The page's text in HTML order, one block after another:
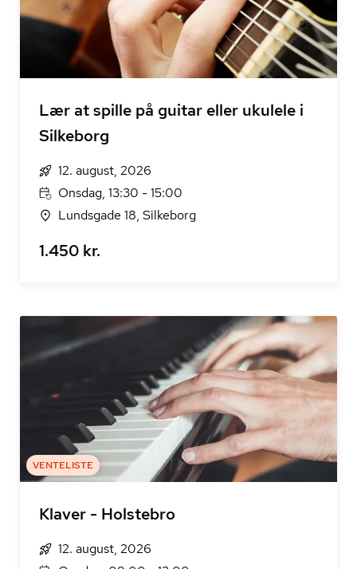
Lær at spille på guitar eller ukulele i
Silkeborg
12. august, 2026
Onsdag, 13:30 - 15:00
Lundsgade 18, Silkeborg
1.450 kr.
VENTELISTE
Klaver - Holstebro
12. august, 2026